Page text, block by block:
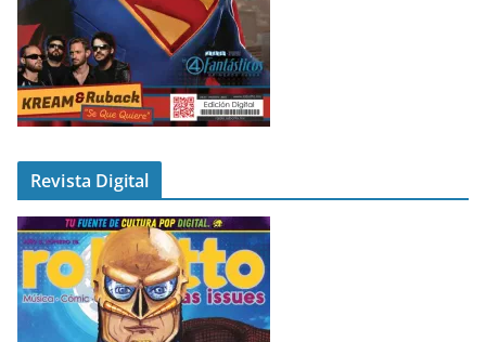
Revista Digital